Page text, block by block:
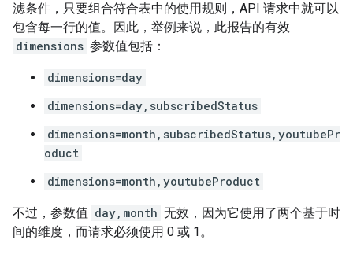
滤条件，只要组合符合表中的使用规则，API 请求中就可以
包含每一行的值。因此，举例来说，此报告的有效
dimensions 参数值包括：
dimensions=day
dimensions=day,subscribedStatus
dimensions=month,subscribedStatus,youtubePr
oduct
dimensions=month,youtubeProduct
不过，参数值 day,month 无效，因为它使用了两个基于时
间的维度，而请求必须使用 0 或 1。